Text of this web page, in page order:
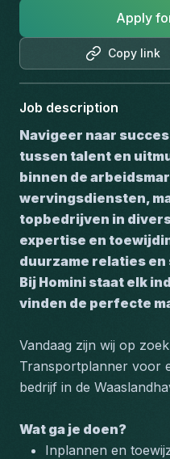
Copy link
Apply
Job description
Navigeer naar
tussen talent en
binnen de
wervingsdiensten,
topbedrijven in
expertise en
duurzame relaties
Bij Homini staat elk
vinden de perfecte
Vandaag zijn wij op
Transportplanner voor
bedrijf in de
Wat ga je doen?
Inplannen en